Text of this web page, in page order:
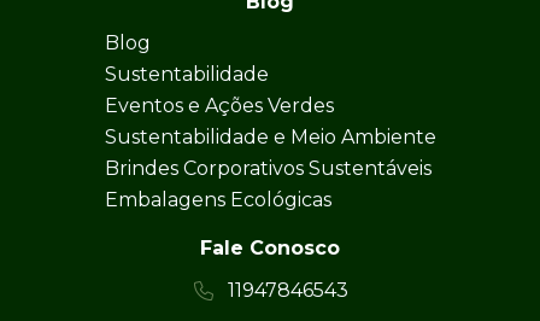
Blog
Sustentabilidade
Eventos e Ações Verdes
Sustentabilidade e Meio Ambiente
Brindes Corporativos Sustentáveis
Embalagens Ecológicas
Fale Conosco
11947846543